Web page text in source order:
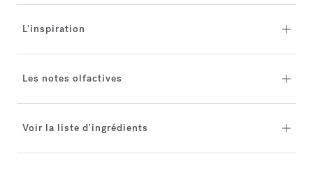
L'inspiration
Les notes olfactives
Voir la liste d'ingrédients